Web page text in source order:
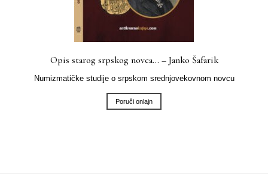
Opis starog srpskog novca… – Janko Šafarik
Numizmatičke studije o srpskom srednjovekovnom novcu
Poruči onlajn